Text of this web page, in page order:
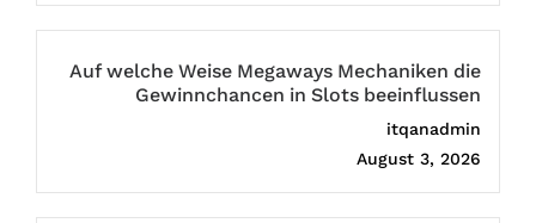
Auf welche Weise Megaways Mechaniken die
Gewinnchancen in Slots beeinflussen
itqanadmin
August 3, 2026